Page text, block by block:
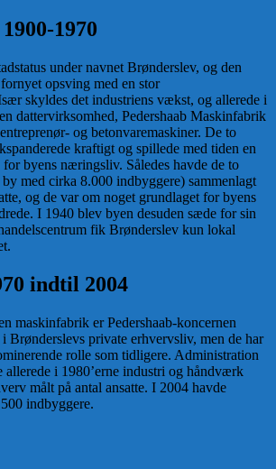
1970
under navnet Brønderslev, og den
opsving med en stor
skyldes det industriens vækst, og allerede i
dattervirksomhed, Pedershaab Maskinfabrik
og betonvaremaskiner. De to
kraftigt og spillede med tiden en
byens næringsliv. Således havde de to
med cirka 8.000 indbyggere) sammenlagt
og de var om noget grundlaget for byens
I 1940 blev byen desuden sæde for sin
fik Brønderslev kun lokal
indtil 2004
maskinfabrik er Pedershaab-koncernen
Brønderslevs private erhvervsliv, men de har
rolle som tidligere. Administration
allerede i 1980’erne industri og håndværk
målt på antal ansatte. I 2004 havde
indbyggere.